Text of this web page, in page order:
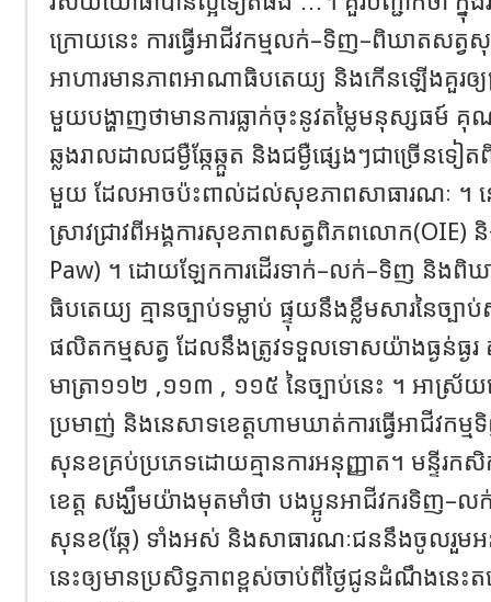
ក្រោយនេះ ការធ្វើអាជីវកម្មលក់–ទិញ–ពិឃាតសត្វសុន
អាហារមានភាពអាណាធិបតេយ្យ និងកើនឡើងគួរឲ្យ
មួយបង្ហាញថាមានការធ្លាក់ចុះនូវតម្លៃមនុស្សធម៍ គុ
ឆ្លងរាលដាលជម្ងឺឆ្កែឆ្កួត និងជម្ងឺផ្សេងៗជាច្រើន
មួយ ដែលអាចប៉ះពាល់ដល់សុខភាពសាធារណៈ ។ ន
ស្រាវជ្រាវពីអង្គការសុខភាពសត្វពិភពលោក(OIE) និ
Paw) ។ ដោយឡែកការដើរទាក់–លក់–ទិញ និងពិ
ធិបតេយ្យ គ្មានច្បាប់ទម្លាប់ ផ្ទុយនឹងខ្លឹមសារនៃច្ប
ផលិតកម្មសត្វ ដែលនឹងត្រូវទទួលទោសយ៉ាងធ្ងន់ធ្ងរ
មាត្រា១១២ ,១១៣ , ១១៥ នៃច្បាប់នេះ ។ អាស្រ័យហ
ប្រមាញ់ និងនេសាទខេត្តហាមឃាត់ការធ្វើអាជីវក
សុនខគ្រប់ប្រភេទដោយគ្មានការអនុញ្ញាត។ មន្ទីរកសិ
ខេត្ត សង្ឃឹមយ៉ាងមុតមាំថា បងប្អូនអាជីវករទិញ–
សុនខ(ឆ្កែ) ទាំងអស់ និងសាធារណៈជននឹងចូលរួមអ
នេះឲ្យមានប្រសិទ្ធភាពខ្ពស់ចាប់ពីថ្ងៃជូនដំណឹងនេ